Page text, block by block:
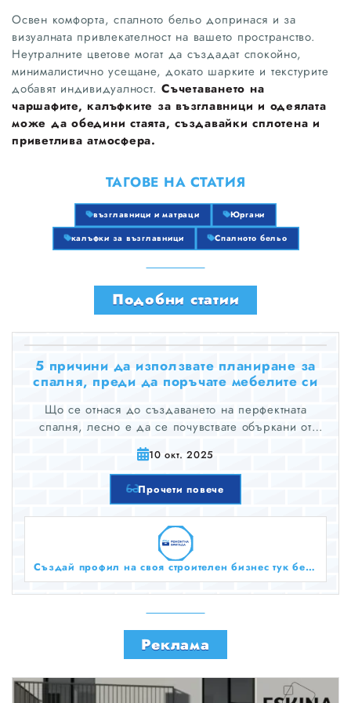
Освен комфорта, спалното бельо допринася и за
визуалната привлекателност на вашето пространство.
Неутралните цветове могат да създадат спокойно,
минималистично усещане, докато шарките и текстурите
добавят индивидуалност. Съчетаването на
чаршафите, калъфките за възглавници и одеялата
може да обедини стаята, създавайки сплотена и
приветлива атмосфера.
ТАГОВЕ НА СТАТИЯ
възглавници и матраци
Юргани
калъфки за възглавници
Спалното бельо
Подобни статии
5 причини да използвате планиране за
спалня, преди да поръчате мебелите си
Що се отнася до създаването на перфектната
спалня, лесно е да се почувствате объркани от
наличните възможности. От избора на подходящо
оформление до избора на покрития и цветове,
които отразяват вашата личност, има много неща, за
които да помислите, преди да поръчате мебелите
си. Ето къде се намесва планерът за спалня.
10 окт. 2025
Прочети повече
Създай профил на своя строителен бизнес тук безплатно!
Реклама